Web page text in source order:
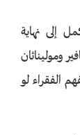
إلى نهاية
وموليناثان
الفقراء لو